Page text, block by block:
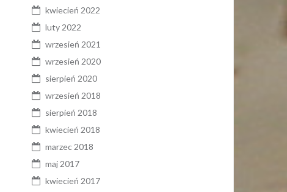
kwiecień 2022
luty 2022
wrzesień 2021
wrzesień 2020
sierpień 2020
wrzesień 2018
sierpień 2018
kwiecień 2018
marzec 2018
maj 2017
kwiecień 2017